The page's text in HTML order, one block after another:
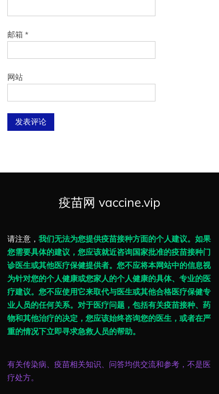
邮箱 *
网站
疫苗网 vaccine.vip
请注意， 我们无法为您提供疫苗接种方面的个人建议。如果
您需要具体的建议，您应该就近咨询国家批准的疫苗接种门
诊医生或其他医疗保健提供者。您不应将本网站中的信息视
为针对您的个人健康或您家人的个人健康的具体、专业的医
疗建议。您不应使用它来取代与医生或其他合格医疗保健专
业人员的任何关系。对于医疗问题，包括有关疫苗接种、药
物和其他治疗的决定，您应该始终咨询您的医生，或者在严
重的情况下立即寻求急救人员的帮助。
有关传染病、疫苗相关知识、问答均供交流和参考，不是医
疗处方。